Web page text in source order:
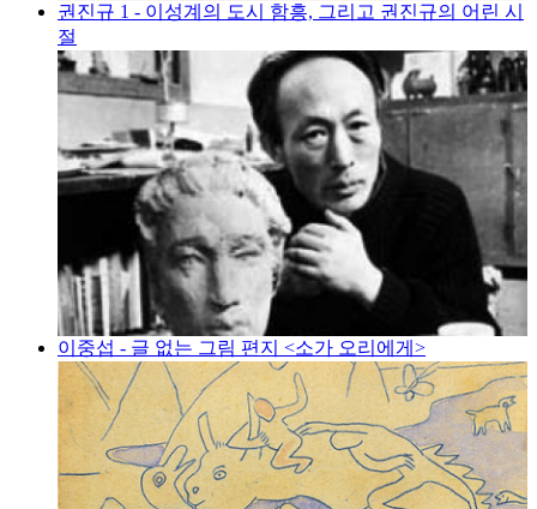
권진규 1 - 이성계의 도시 함흥, 그리고 권진규의 어린 시
절
이중섭 - 글 없는 그림 편지 <소가 오리에게>